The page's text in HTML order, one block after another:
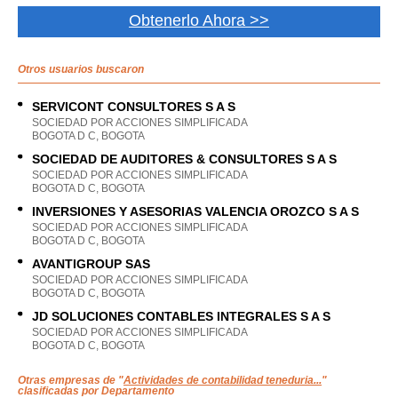
Obtenerlo Ahora >>
Otros usuarios buscaron
SERVICONT CONSULTORES S A S
SOCIEDAD POR ACCIONES SIMPLIFICADA
BOGOTA D C, BOGOTA
SOCIEDAD DE AUDITORES & CONSULTORES S A S
SOCIEDAD POR ACCIONES SIMPLIFICADA
BOGOTA D C, BOGOTA
INVERSIONES Y ASESORIAS VALENCIA OROZCO S A S
SOCIEDAD POR ACCIONES SIMPLIFICADA
BOGOTA D C, BOGOTA
AVANTIGROUP SAS
SOCIEDAD POR ACCIONES SIMPLIFICADA
BOGOTA D C, BOGOTA
JD SOLUCIONES CONTABLES INTEGRALES S A S
SOCIEDAD POR ACCIONES SIMPLIFICADA
BOGOTA D C, BOGOTA
Otras empresas de "Actividades de contabilidad teneduria..."
clasificadas por Departamento